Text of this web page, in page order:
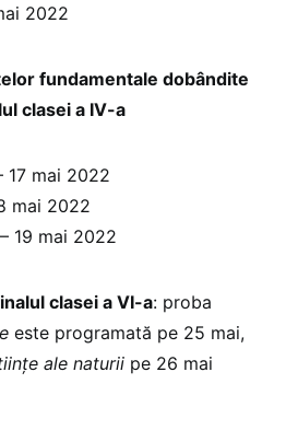
2022
fundamentale dobândite
clasei a IV-a
mai 2022
mai 2022
19 mai 2022
clasei a VI-a: proba
este programată pe 25 mai,
ale naturii pe 26 mai